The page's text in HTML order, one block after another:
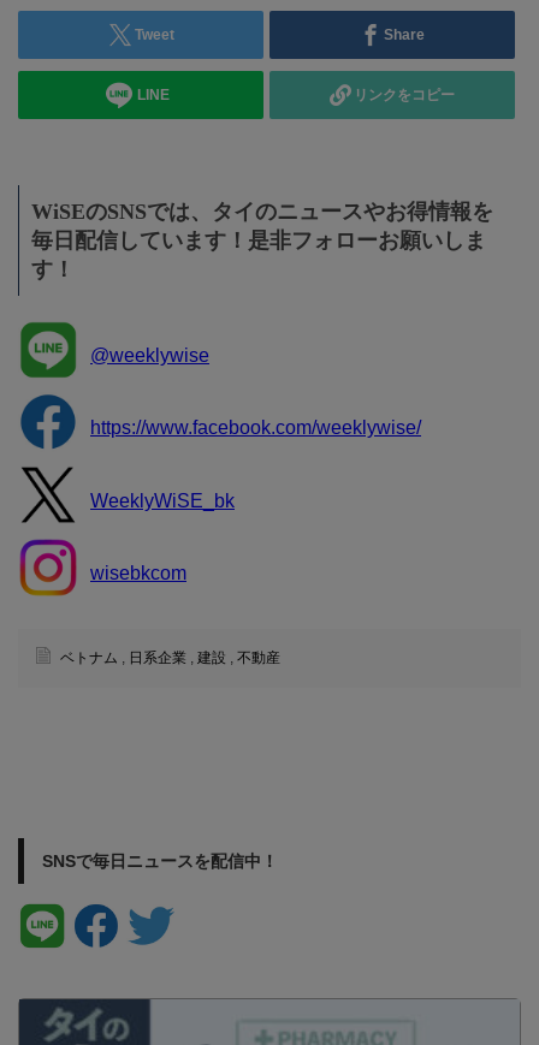
Tweet Share
LINE リンクをコピー
WiSEのSNSでは、タイのニュースやお得情報を
毎日配信しています！是非フォローお願いしま
す！
@weeklywise
https://www.facebook.com/weeklywise/
WeeklyWiSE_bk
wisebkcom
ベトナム , 日系企業 , 建設 , 不動産
SNSで毎日ニュースを配信中！